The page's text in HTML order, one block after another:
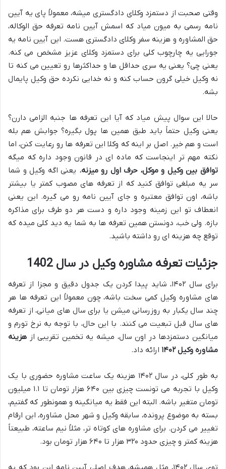
وقتی صحبت از دستمزد وکلای دادگستری میشه، معمولاً پای یه آیین
نامه رسمی به میون میاد که اسمش آیین نامه تعرفه حق الوکاله،
حق المشاوره و هزینه سفر وکلای دادگستری هست. این آیین نامه یه
جورایی یه چارچوب کلی برای دستمزد وکلای عزیز مشخص می کنه.
یعنی چی؟ یعنی یه سری حداقل ها و حداکثرها رو تعیین می کنه تا
نه وکیل خیلی گرون حساب کنه و نه خدایی نکرده حق وکیل پایمال
بشه.
حالا این سوال پیش میاد که آیا این تعرفه ها جنبه الزامی دارن؟
یعنی وکیل حتماً باید طبق همین ها پول بگیره؟ جوابش هم بله
است و هم خیر. اصل بر اینه که وکلا این تعرفه ها رو رعایت کنن، اما
نکته مهم تر اینجاست که ماده ای در قانون وجود داره که میگه
توافق بین وکیل و موکل، حرف اول رو میزنه. یعنی اگه وکیل و شما
سر یه مبلغی توافق کنید که از تعرفه های مصوب کمتر یا بیشتر
باشه، اون توافق معتبره و جای آیین نامه رو می گیره. این یعنی
انعطاف تو این زمینه وجود داره و دست هر دو طرف برای مذاکره
بازه. ولی خب، دونستن همین تعرفه ها به شما یه دید کلی میده که
توقع چه هزینه ای رو داشته باشید.
جزئیات تعرفه مشاوره وکیل در سال 1402
برای سال ۱۴۰۲، شاید پیدا کردن یک جدول دقیق و مجزا از تعرفه
های مشاوره وکیل کمی سخت باشه، چون معمولاً این تعرفه ها هر
چند سال یکبار به روزرسانی میشن یا برای سال های میانی، از تعرفه
های سال قبل تبعیت می کنند. با این حال، با توجه به نرخ تورم و
میانگین دستمزدها در اون سال، میشه یه تخمین تقریبی از هزینه
مشاوره وکیل ۱۴۰۲
ارائه داد.
به طور کلی، در سال ۱۴۰۲ هزینه یک ساعت مشاوره حضوری با یک
وکیل با تجربه می تونست چیزی بین ۶۴۰ هزار تومان تا ۱.۱ میلیون
تومان متغیر باشه. البته این فقط یه میانگینه و همونطور که گفتیم،
بسته به موضوع پرونده، سابقه وکیل و شهر محل مشاوره، این ارقام
تغییر می کردن. برای مشاوره های کوتاه تر، مثلاً نیم ساعته، طبیعتاً
هزینه کمتر و چیزی حدود ۳۲۰ هزار تا ۶۴۰ هزار تومان بود.